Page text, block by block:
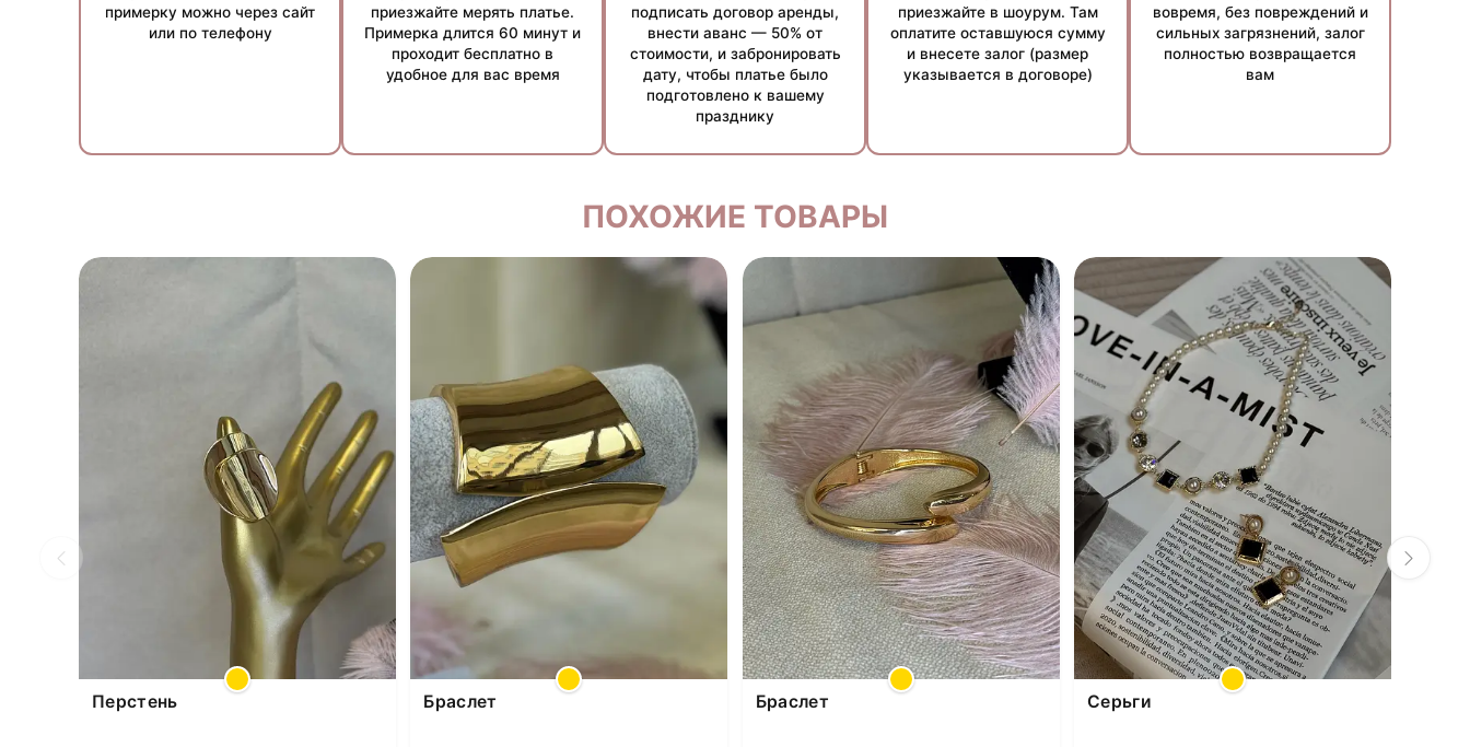
примерку можно через сайт
или по телефону
приезжайте мерять платье.
Примерка длится 60 минут и
проходит бесплатно в
удобное для вас время
подписать договор аренды,
внести аванс — 50% от
стоимости, и забронировать
дату, чтобы платье было
подготовлено к вашему
празднику
приезжайте в шоурум. Там
оплатите оставшуюся сумму
и внесете залог (размер
указывается в договоре)
вовремя, без повреждений и
сильных загрязнений, залог
полностью возвращается
вам
ПОХОЖИЕ ТОВАРЫ
Перстень Браслет Браслет Серьги
Условия рассрочки могут варьироваться в зависимости от суммы аренды и индивидуальных обстоятельств. Точные условия уточняйте у наших